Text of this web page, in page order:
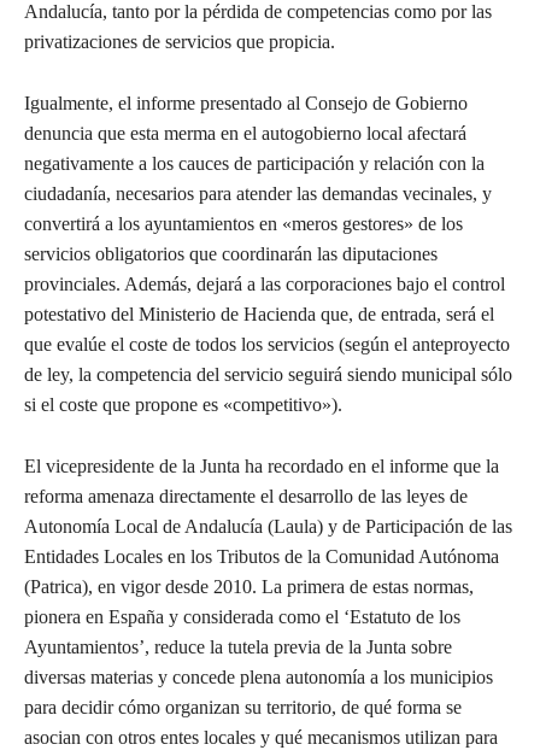
Andalucía, tanto por la pérdida de competencias como por las
privatizaciones de servicios que propicia.
Igualmente, el informe presentado al Consejo de Gobierno
denuncia que esta merma en el autogobierno local afectará
negativamente a los cauces de participación y relación con la
ciudadanía, necesarios para atender las demandas vecinales, y
convertirá a los ayuntamientos en «meros gestores» de los
servicios obligatorios que coordinarán las diputaciones
provinciales. Además, dejará a las corporaciones bajo el control
potestativo del Ministerio de Hacienda que, de entrada, será el
que evalúe el coste de todos los servicios (según el anteproyecto
de ley, la competencia del servicio seguirá siendo municipal sólo
si el coste que propone es «competitivo»).
El vicepresidente de la Junta ha recordado en el informe que la
reforma amenaza directamente el desarrollo de las leyes de
Autonomía Local de Andalucía (Laula) y de Participación de las
Entidades Locales en los Tributos de la Comunidad Autónoma
(Patrica), en vigor desde 2010. La primera de estas normas,
pionera en España y considerada como el ‘Estatuto de los
Ayuntamientos’, reduce la tutela previa de la Junta sobre
diversas materias y concede plena autonomía a los municipios
para decidir cómo organizan su territorio, de qué forma se
asocian con otros entes locales y qué mecanismos utilizan para